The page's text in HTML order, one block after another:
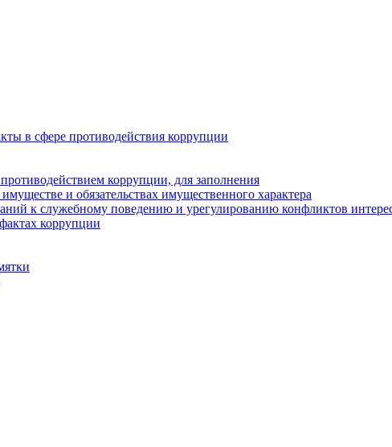
в сфере противодействия коррупции
коррупции, для заполнения
и обязательствах имущественного характера
к служебному поведению и урегулированию конфликтов
коррупции